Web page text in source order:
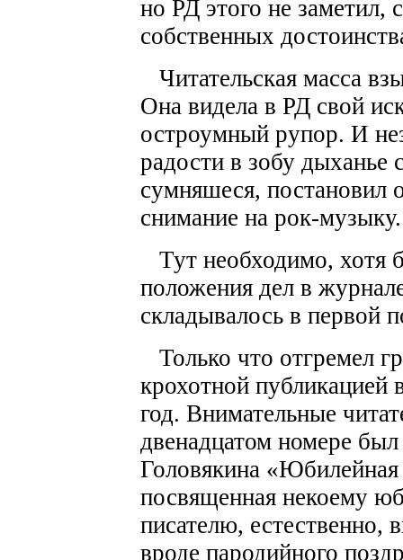
но РД этого не заметил,
собственных
Читательская масса
Она видела в РД свой
остроумный рупор. И
радости в зобу
сумняшеся, постановил
снимание на рок-музыку.
Тут необходимо, хотя
положения дел в
складывалось в первой
Только что отгремел
крохотной публикацией
год. Внимательные
двенадцатом номере был
Головякина
посвященная некоему
писателю,
вроде пародийного